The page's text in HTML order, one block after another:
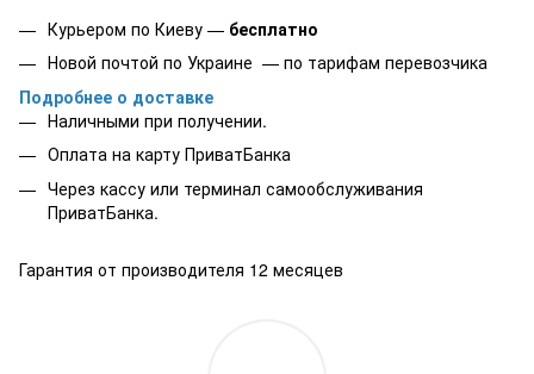
Курьером по Киеву — бесплатно
Новой почтой по Украине — по тарифам перевозчика
Подробнее о доставке
Наличными при получении.
Оплата на карту ПриватБанка
Через кассу или терминал самообслуживания
ПриватБанка.
Гарантия от производителя 12 месяцев